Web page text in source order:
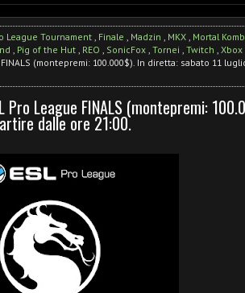
League Tournament , Finale , Madzin , MKX , Mortal
, Pig of the Hut , REO , SonicFox , Tornei , Twitch , Xbox
FINALS (montepremi: 100.000$). In diretta: sabato 11
Pro League FINALS (montepremi:
dalle ore 21:00.